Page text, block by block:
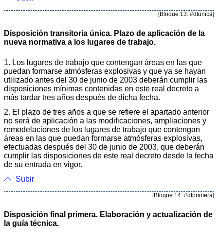
[Bloque 13: #dtunica]
Disposición transitoria única. Plazo de aplicación de la
nueva normativa a los lugares de trabajo.
1. Los lugares de trabajo que contengan áreas en las que
puedan formarse atmósferas explosivas y que ya se hayan
utilizado antes del 30 de junio de 2003 deberán cumplir las
disposiciones mínimas contenidas en este real decreto a
más tardar tres años después de dicha fecha.
2. El plazo de tres años a que se refiere el apartado anterior
no será de aplicación a las modificaciones, ampliaciones y
remodelaciones de los lugares de trabajo que contengan
áreas en las que puedan formarse atmósferas explosivas,
efectuadas después del 30 de junio de 2003, que deberán
cumplir las disposiciones de este real decreto desde la fecha
de su entrada en vigor.
Subir
[Bloque 14: #dfprimera]
Disposición final primera. Elaboración y actualización de
la guía técnica.